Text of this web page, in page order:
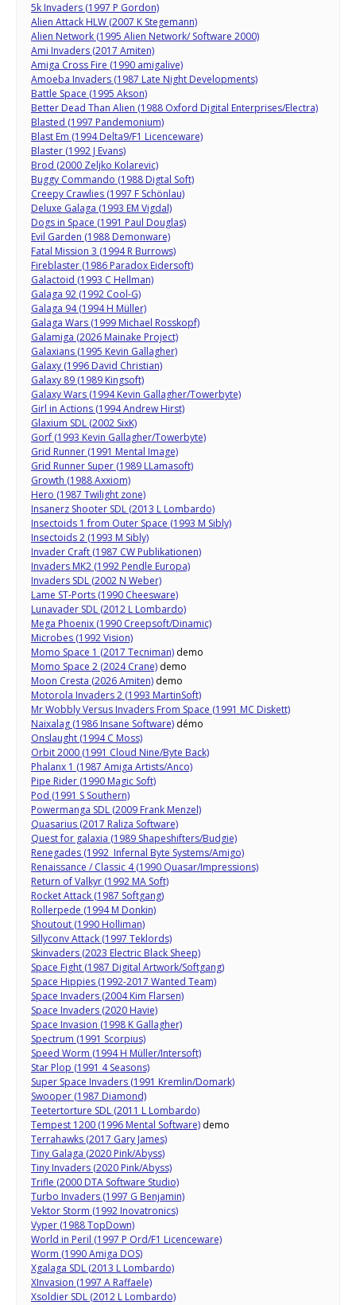
5k Invaders (1997 P Gordon)
Alien Attack HLW (2007 K Stegemann)
Alien Network (1995 Alien Network/ Software 2000)
Ami Invaders (2017 Amiten)
Amiga Cross Fire (1990 amigalive)
Amoeba Invaders (1987 Late Night Developments)
Battle Space (1995 Akson)
Better Dead Than Alien (1988 Oxford Digital Enterprises/Electra)
Blasted (1997 Pandemonium)
Blast Em (1994 Delta9/F1 Licenceware)
Blaster (1992 J Evans)
Brod (2000 Zeljko Kolarevic)
Buggy Commando (1988 Digtal Soft)
Creepy Crawlies (1997 F Schönlau)
Deluxe Galaga (1993 EM Vigdal)
Dogs in Space (1991 Paul Douglas)
Evil Garden (1988 Demonware)
Fatal Mission 3 (1994 R Burrows)
Fireblaster (1986 Paradox Eidersoft)
Galactoid (1993 C Hellman)
Galaga 92 (1992 Cool-G)
Galaga 94 (1994 H Müller)
Galaga Wars (1999 Michael Rosskopf)
Galamiga (2026 Mainake Project)
Galaxians (1995 Kevin Gallagher)
Galaxy (1996 David Christian)
Galaxy 89 (1989 Kingsoft)
Galaxy Wars (1994 Kevin Gallagher/Towerbyte)
Girl in Actions (1994 Andrew Hirst)
Glaxium SDL (2002 SixK)
Gorf (1993 Kevin Gallagher/Towerbyte)
Grid Runner (1991 Mental Image)
Grid Runner Super (1989 LLamasoft)
Growth (1988 Axxiom)
Hero (1987 Twilight zone)
Insanerz Shooter SDL (2013 L Lombardo)
Insectoids 1 from Outer Space (1993 M Sibly)
Insectoids 2 (1993 M Sibly)
Invader Craft (1987 CW Publikationen)
Invaders MK2 (1992 Pendle Europa)
Invaders SDL (2002 N Weber)
Lame ST-Ports (1990 Cheesware)
Lunavader SDL (2012 L Lombardo)
Mega Phoenix (1990 Creepsoft/Dinamic)
Microbes (1992 Vision)
Momo Space 1 (2017 Tecniman) demo
Momo Space 2 (2024 Crane) demo
Moon Cresta (2026 Amiten) demo
Motorola Invaders 2 (1993 MartinSoft)
Mr Wobbly Versus Invaders From Space (1991 MC Diskett)
Naixalag (1986 Insane Software) démo
Onslaught (1994 C Moss)
Orbit 2000 (1991 Cloud Nine/Byte Back)
Phalanx 1 (1987 Amiga Artists/Anco)
Pipe Rider (1990 Magic Soft)
Pod (1991 S Southern)
Powermanga SDL (2009 Frank Menzel)
Quasarius (2017 Raliza Software)
Quest for galaxia (1989 Shapeshifters/Budgie)
Renegades (1992 Infernal Byte Systems/Amigo)
Renaissance / Classic 4 (1990 Quasar/Impressions)
Return of Valkyr (1992 MA Soft)
Rocket Attack (1987 Softgang)
Rollerpede (1994 M Donkin)
Shoutout (1990 Holliman)
Sillyconv Attack (1997 Teklords)
Skinvaders (2023 Electric Black Sheep)
Space Fight (1987 Digital Artwork/Softgang)
Space Hippies (1992-2017 Wanted Team)
Space Invaders (2004 Kim Flarsen)
Space Invaders (2020 Havie)
Space Invasion (1998 K Gallagher)
Spectrum (1991 Scorpius)
Speed Worm (1994 H Müller/Intersoft)
Star Plop (1991 4 Seasons)
Super Space Invaders (1991 Kremlin/Domark)
Swooper (1987 Diamond)
Teetertorture SDL (2011 L Lombardo)
Tempest 1200 (1996 Mental Software) demo
Terrahawks (2017 Gary James)
Tiny Galaga (2020 Pink/Abyss)
Tiny Invaders (2020 Pink/Abyss)
Trifle (2000 DTA Software Studio)
Turbo Invaders (1997 G Benjamin)
Vektor Storm (1992 Inovatronics)
Vyper (1988 TopDown)
World in Peril (1997 P Ord/F1 Licenceware)
Worm (1990 Amiga DOS)
Xgalaga SDL (2013 L Lombardo)
XInvasion (1997 A Raffaele)
Xsoldier SDL (2012 L Lombardo)